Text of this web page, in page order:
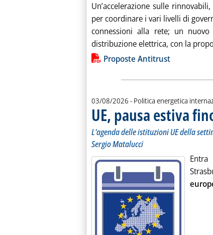
Un’accelerazione sulle
per coordinare i vari livelli di
connessioni alla rete; un
distribuzione elettrica, con la
Lista allegati PDF alla
Proposte Antitrust
03/08/2026 - Politica energetica
UE, pausa estiva
L'agenda delle istituzioni UE della
Sergio Matalucci